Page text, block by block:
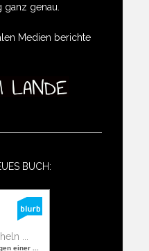
ganz genau.
Medien berichte
BUCH:
...
einer ...